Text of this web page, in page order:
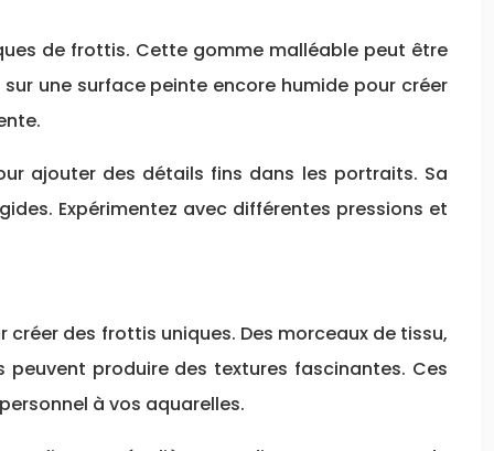
de frottis. Cette gomme malléable peut être
une surface peinte encore humide pour créer
ajouter des détails fins dans les portraits. Sa
Expérimentez avec différentes pressions et
des frottis uniques. Des morceaux de tissu,
produire des textures fascinantes. Ces
à vos aquarelles.